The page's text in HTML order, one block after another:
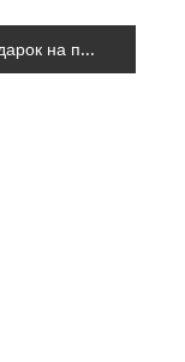
Оригинальный подарок на праздник Святого Николая – конфеты-драже Jelly Belly!